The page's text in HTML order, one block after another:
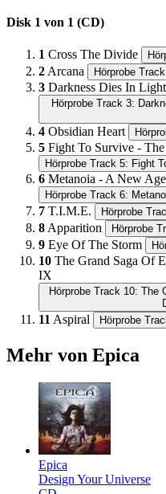
Disk 1 von 1 (CD)
1 Cross The Divide
2 Arcana Hörprobe
3 Darkness Dies In
Hörprobe Track 3:
4 Obsidian Heart
5 Fight To Survive -
Hörprobe Track 5: Fight
6 Metanoia - A New
Hörprobe Track 6:
7 T.I.M.E. Hörprobe
8 Apparition Hörprobe
9 Eye Of The Storm
10 The Grand Saga Of
IX
Hörprobe Track 10: The
11 Aspiral Hörprobe
Mehr von Epica
Epica
Design Your Universe